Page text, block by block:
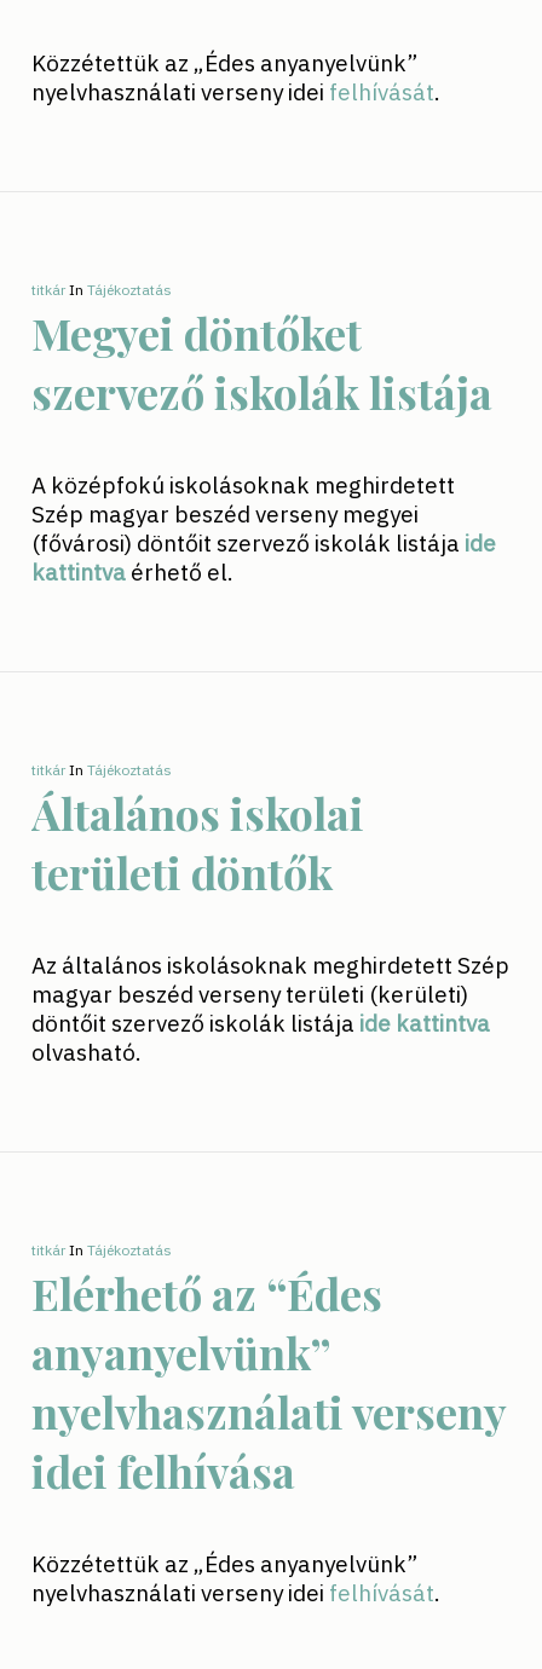
Közzétettük az „Édes anyanyelvünk”
nyelvhasználati verseny idei felhívását.
titkár In Tájékoztatás
Megyei döntőket
szervező iskolák listája
A középfokú iskolásoknak meghirdetett
Szép magyar beszéd verseny megyei
(fővárosi) döntőit szervező iskolák listája ide
kattintvaérhető el.
titkár In Tájékoztatás
Általános iskolai
területi döntők
Az általános iskolásoknak meghirdetett Szép
magyar beszéd verseny területi (kerületi)
döntőit szervező iskolák listája ide kattintva
olvasható.
titkár In Tájékoztatás
Elérhető az “Édes
anyanyelvünk”
nyelvhasználati verseny
idei felhívása
Közzétettük az „Édes anyanyelvünk”
nyelvhasználati verseny idei felhívását.